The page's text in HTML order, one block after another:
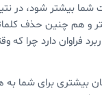
بیشتر شود، در
و هم چنین حذف
فراوان دارد چرا که
بیشتری برای شما به